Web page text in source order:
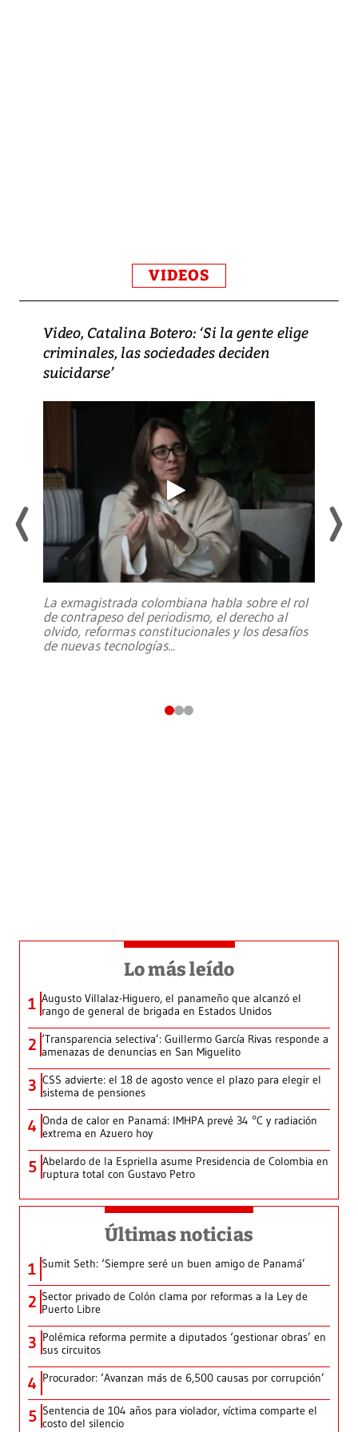
VIDEOS
Video, Catalina Botero: ‘Si la gente elige
criminales, las sociedades deciden
suicidarse’
La exmagistrada colombiana habla sobre el rol
de contrapeso del periodismo, el derecho al
olvido, reformas constitucionales y los desafíos
de nuevas tecnologías...
Lo más leído
1 Augusto Villalaz-Higuero, el panameño que alcanzó el
rango de general de brigada en Estados Unidos
2 ‘Transparencia selectiva’: Guillermo García Rivas responde a
amenazas de denuncias en San Miguelito
3 CSS advierte: el 18 de agosto vence el plazo para elegir el
sistema de pensiones
4 Onda de calor en Panamá: IMHPA prevé 34 °C y radiación
extrema en Azuero hoy
5 Abelardo de la Espriella asume Presidencia de Colombia en
ruptura total con Gustavo Petro
Últimas noticias
1 Sumit Seth: ‘Siempre seré un buen amigo de Panamá’
2 Sector privado de Colón clama por reformas a la Ley de
Puerto Libre
3 Polémica reforma permite a diputados ‘gestionar obras’ en
sus circuitos
4 Procurador: ‘Avanzan más de 6,500 causas por corrupción’
5 Sentencia de 104 años para violador, víctima comparte el
costo del silencio